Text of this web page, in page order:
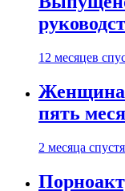
12 месяцев
Женщина
пять
2 месяца спустя